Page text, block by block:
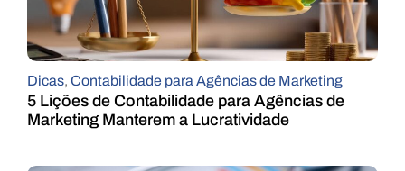
Dicas, Contabilidade para Agências de Marketing
5 Lições de Contabilidade para Agências de
Marketing Manterem a Lucratividade